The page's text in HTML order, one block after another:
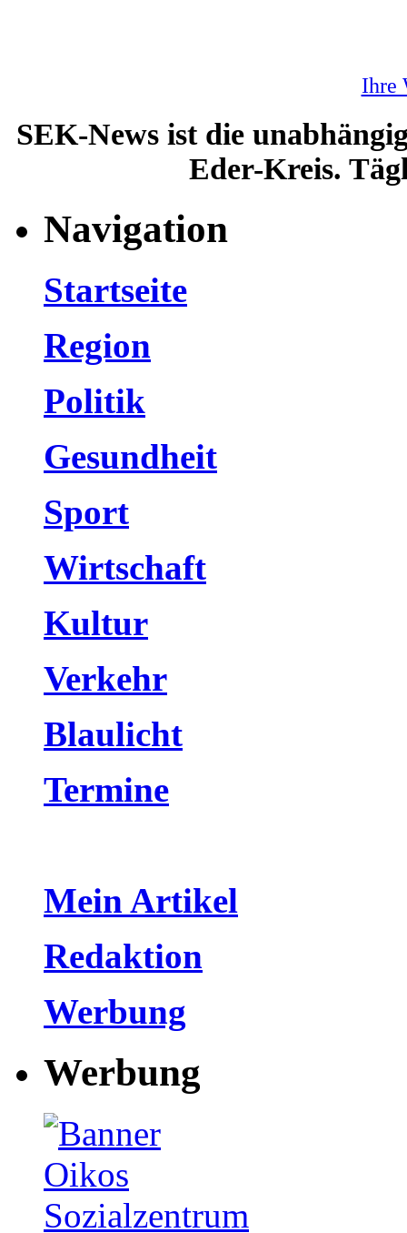
Ihre
SEK-News ist die
Eder-Kreis.
Navigation
Startseite
Region
Politik
Gesundheit
Sport
Wirtschaft
Kultur
Verkehr
Blaulicht
Termine
Mein Artikel
Redaktion
Werbung
Werbung